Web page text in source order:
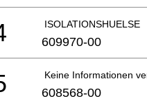
ISOLATIONSHUELSE
609970-00
Keine Informationen
608568-00